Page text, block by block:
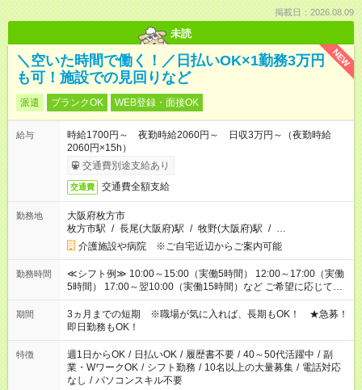
掲載日：2026.08.09
未読
NEW
＼空いた時間で働く！／日払いOK×1勤務3万円
も可！施設での見回りなど
派遣 ブランクOK WEB登録・面接OK
給与
時給1700円～ 夜勤時給2060円～ 日収3万円～（夜勤時給
2060円×15h）
交通費別途支給あり
交通費 交通費全額支給
勤務地
大阪府枚方市
枚方市駅 / 長尾(大阪府)駅 / 牧野(大阪府)駅 / …
介護施設や病院 ※ご自宅近辺からご案内可能
勤務時間
≪シフト例≫ 10:00～15:00（実働5時間） 12:00～17:00（実働
5時間） 17:00～翌10:00（実働15時間）など ご希望に応じて、
働く時間は調整できます！ お気軽に担当へ相談ください！
期間
3ヵ月までの短期 ※職場が気に入れば、長期もOK！ ★急募！
即日勤務もOK！
特徴 週1日からOK / 日払いOK / 履歴書不要 / 40～50代活躍中 / 副
業・WワークOK / シフト勤務 / 10名以上の大量募集 / 電話対応
なし / パソコンスキル不要